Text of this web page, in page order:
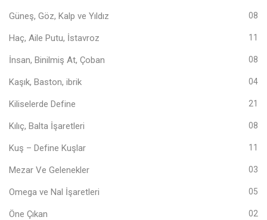
Güneş, Göz, Kalp ve Yıldız 08
Haç, Aile Putu, İstavroz 11
İnsan, Binilmiş At, Çoban 08
Kaşık, Baston, ibrik 04
Kiliselerde Define 21
Kılıç, Balta İşaretleri 08
Kuş – Define Kuşlar 11
Mezar Ve Gelenekler 03
Omega ve Nal İşaretleri 05
Öne Çıkan 02